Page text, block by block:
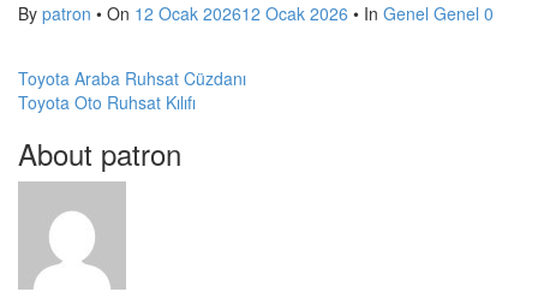
By patron • On 12 Ocak 202612 Ocak 2026 • In Genel Genel 0
Post
navigation
Toyota Araba Ruhsat Cüzdanı
Toyota Oto Ruhsat Kılıfı
About patron